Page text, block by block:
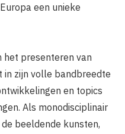
een unieke
het presenteren van
in zijn volle bandbreedte
en topics
Als monodisciplinair
beeldende kunsten,